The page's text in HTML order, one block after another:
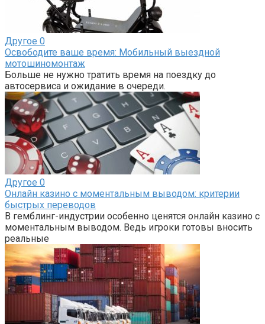
Другое 0
Освободите ваше время: Мобильный выездной
мотошиномонтаж
Больше не нужно тратить время на поездку до
автосервиса и ожидание в очереди.
Другое 0
Онлайн казино с моментальным выводом: критерии
быстрых переводов
В гемблинг-индустрии особенно ценятся онлайн казино с
моментальным выводом. Ведь игроки готовы вносить
реальные